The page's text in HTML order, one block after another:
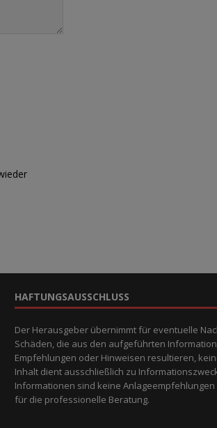
HAFTUNGSAUSSCHLUSS
Der Herausgeber übernimmt für eventuelle
Schäden, die aus den aufgeführten
Empfehlungen oder Hinweisen resultieren,
Inhalt dient ausschließlich zu
Informationen sind keine Anlageempfehlungen
für die professionelle Beratung.